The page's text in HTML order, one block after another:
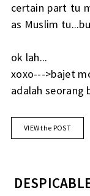
certain part tu
as Muslim
ok lah...
xoxo--->bajet
adalah seorang
VIEW the POST